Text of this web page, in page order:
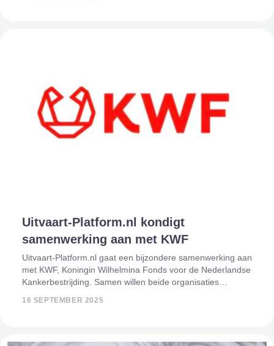
Uitvaart-Platform.nl kondigt
samenwerking aan met KWF
Uitvaart-Platform.nl gaat een bijzondere samenwerking aan
met KWF, Koningin Wilhelmina Fonds voor de Nederlandse
Kankerbestrijding. Samen willen beide organisaties
16 SEPTEMBER 2025